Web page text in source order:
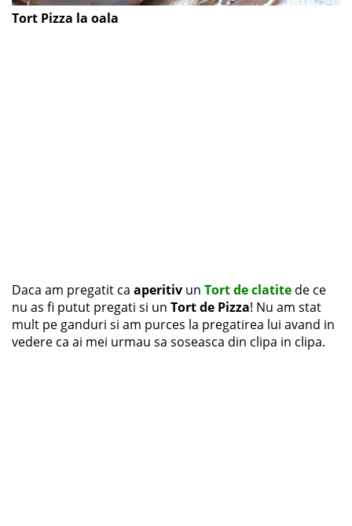
Tort Pizza la oala
Daca am pregatit ca aperitiv un Tort de clatite de ce
nu as fi putut pregati si un Tort de Pizza! Nu am stat
mult pe ganduri si am purces la pregatirea lui avand in
vedere ca ai mei urmau sa soseasca din clipa in clipa.